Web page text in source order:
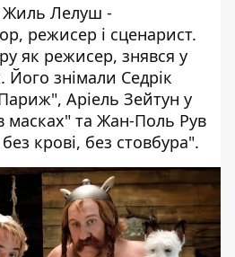
Жиль Лелуш -
режисер і сценарист.
як режисер, знявся у
Його знімали Седрік
Аріель Зейтун у
масках" та Жан-Поль Рув
крові, без стовбура".